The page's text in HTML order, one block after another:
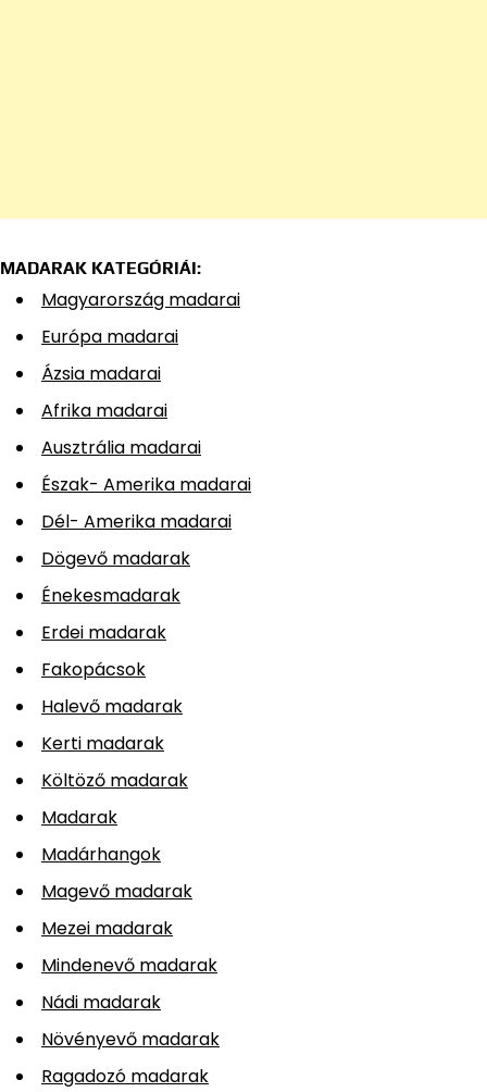
MADARAK KATEGÓRIÁI:
Magyarország madarai
Európa madarai
Ázsia madarai
Afrika madarai
Ausztrália madarai
Észak- Amerika madarai
Dél- Amerika madarai
Dögevő madarak
Énekesmadarak
Erdei madarak
Fakopácsok
Halevő madarak
Kerti madarak
Költöző madarak
Madarak
Madárhangok
Magevő madarak
Mezei madarak
Mindenevő madarak
Nádi madarak
Növényevő madarak
Ragadozó madarak